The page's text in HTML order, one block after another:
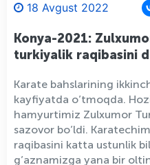
18 Avgust 2022
Konya-2021:
turkiyalik raqibasini
Karate bahslarining
kayfiyatda o’tmoqda.
hamyurtimiz Zulxumor
sazovor bo’ldi.
raqibasini katta ustunlik
g’aznamizga yana bir